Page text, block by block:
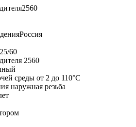
2560
Россия
60
2560
среды от 2 до 110°C
наружная резьба